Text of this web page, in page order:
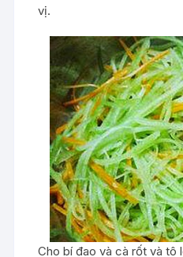
vị.
Cho bí đao và cà rốt và tô